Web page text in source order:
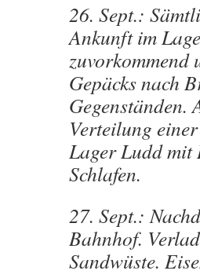
26. Sept.:
Ankunft im
zuvorkommend
Gepäcks nach
Gegenständen.
Verteilung
Lager Ludd mit
Schlafen.
27. Sept.:
Bahnhof.
Sandwüste.